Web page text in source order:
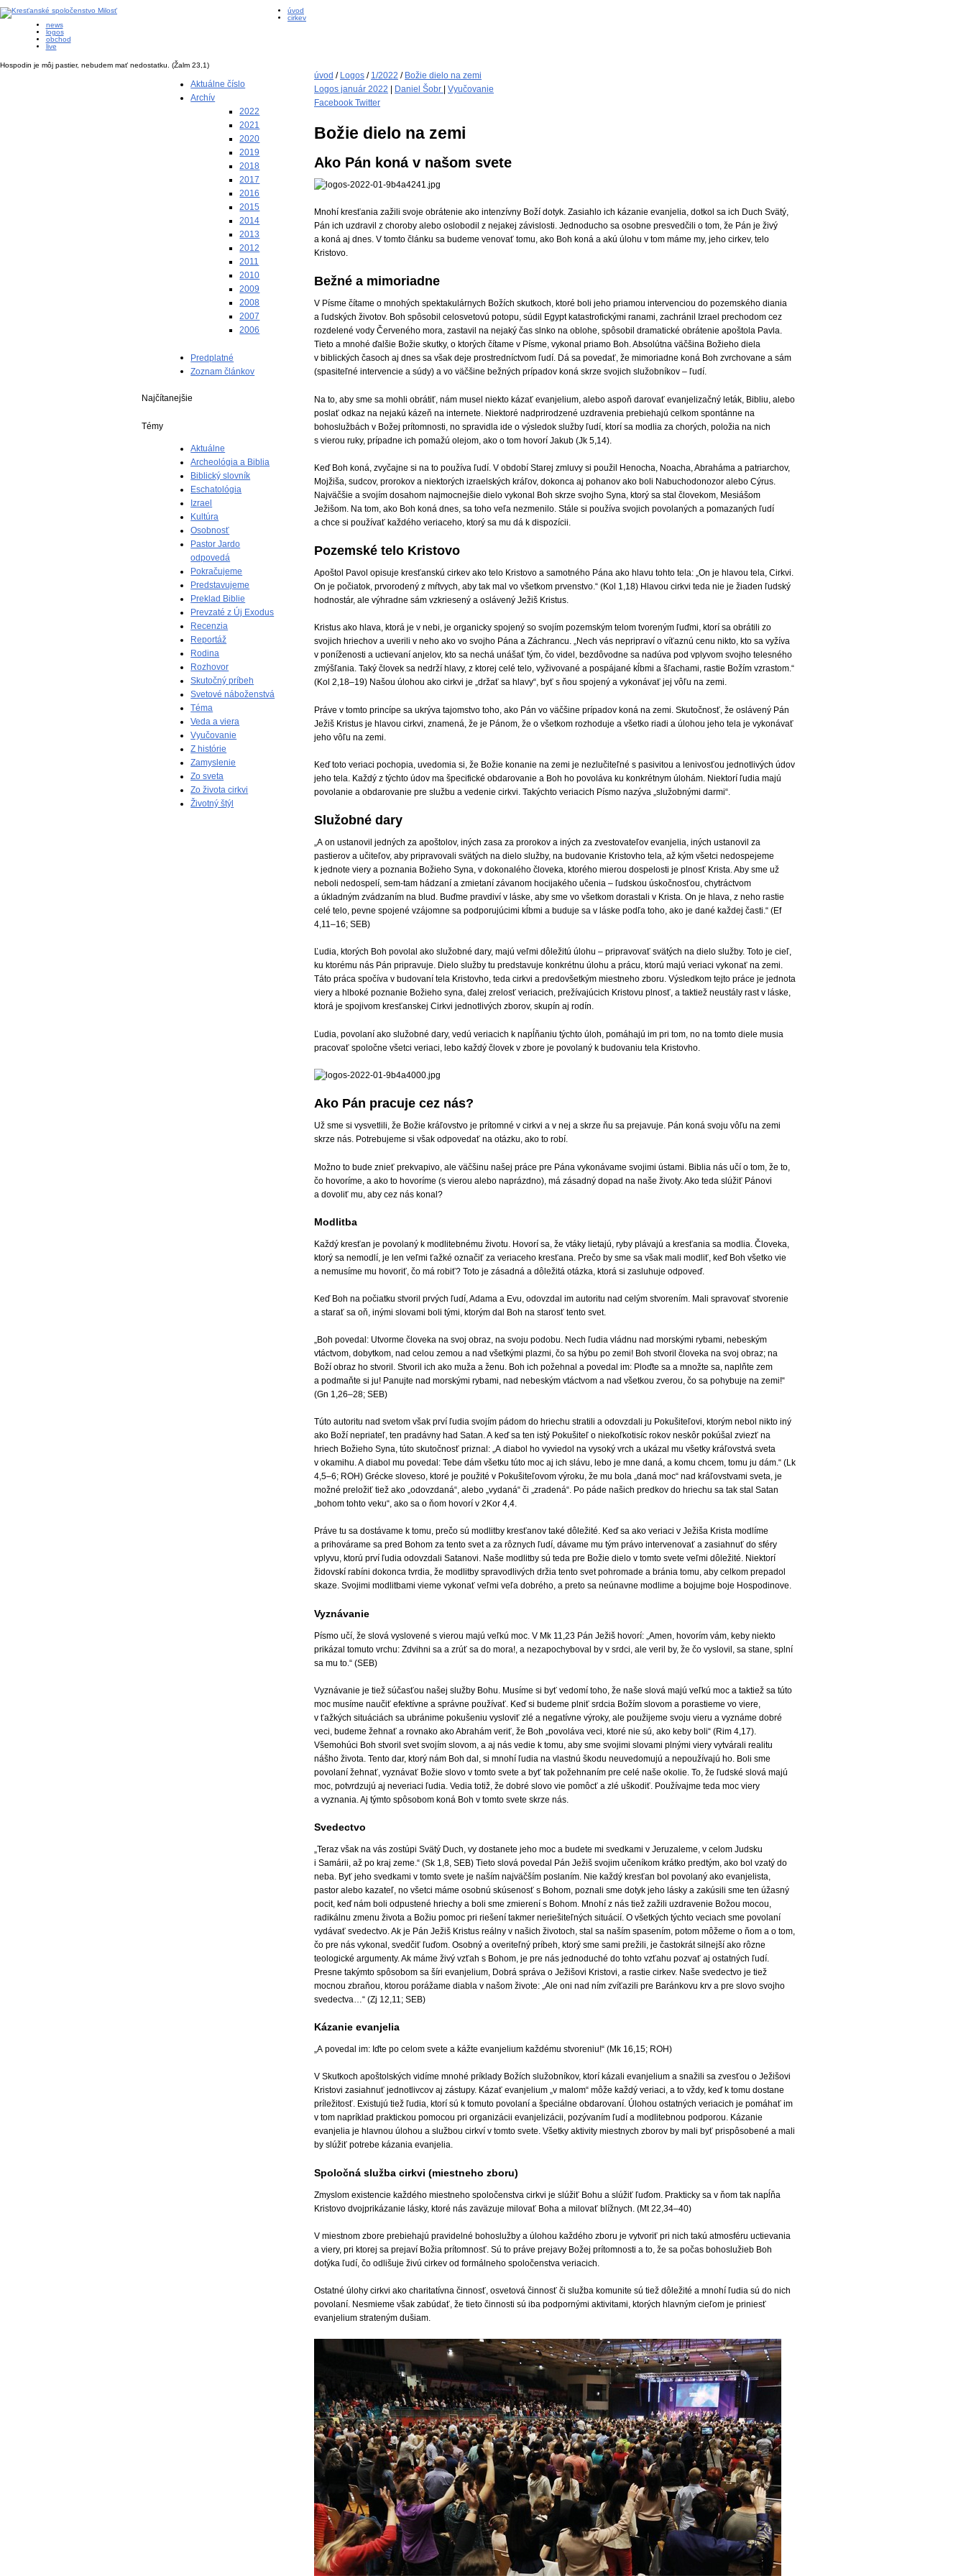
úvod
cirkev
news
logos
obchod
live
Hospodin je môj pastier, nebudem mať nedostatku. (Žalm 23,1)
Aktuálne číslo
Archív
2022
2021
2020
2019
2018
2017
2016
2015
2014
2013
2012
2011
2010
2009
2008
2007
2006
Predplatné
Zoznam článkov
Najčítanejšie
Témy
Aktuálne
Archeológia a Biblia
Biblický slovník
Eschatológia
Izrael
Kultúra
Osobnosť
Pastor Jardo
odpovedá
Pokračujeme
Predstavujeme
Preklad Biblie
Prevzaté z Új Exodus
Recenzia
Reportáž
Rodina
Rozhovor
Skutočný príbeh
Svetové náboženstvá
Téma
Veda a viera
Vyučovanie
Z histórie
Zamyslenie
Zo sveta
Zo života cirkvi
Životný štýl
úvod / Logos / 1/2022 / Božie dielo na zemi
Logos január 2022
Daniel Šobr
Vyučovanie
Facebook Twitter
Božie dielo na zemi
Ako Pán koná v našom svete
Mnohí kresťania zažili svoje obrátenie ako intenzívny Boží dotyk. Zasiahlo ich kázanie evanjelia, dotkol sa ich Duch Svätý,
Pán ich uzdravil z choroby alebo oslobodil z nejakej závislosti. Jednoducho sa osobne presvedčili o tom, že Pán je živý
a koná aj dnes. V tomto článku sa budeme venovať tomu, ako Boh koná a akú úlohu v tom máme my, jeho cirkev, telo
Kristovo.
Bežné a mimoriadne
V Písme čítame o mnohých spektakulárnych Božích skutkoch, ktoré boli jeho priamou intervenciou do pozemského diania
a ľudských životov. Boh spôsobil celosvetovú potopu, súdil Egypt katastrofickými ranami, zachránil Izrael prechodom cez
rozdelené vody Červeného mora, zastavil na nejaký čas slnko na oblohe, spôsobil dramatické obrátenie apoštola Pavla.
Tieto a mnohé ďalšie Božie skutky, o ktorých čítame v Písme, vykonal priamo Boh. Absolútna väčšina Božieho diela
v biblických časoch aj dnes sa však deje prostredníctvom ľudí. Dá sa povedať, že mimoriadne koná Boh zvrchovane a sám
(spasiteľné intervencie a súdy) a vo väčšine bežných prípadov koná skrze svojich služobníkov – ľudí.
Na to, aby sme sa mohli obrátiť, nám musel niekto kázať evanjelium, alebo aspoň darovať evanjelizačný leták, Bibliu, alebo
poslať odkaz na nejakú kázeň na internete. Niektoré nadprirodzené uzdravenia prebiehajú celkom spontánne na
bohoslužbách v Božej prítomnosti, no spravidla ide o výsledok služby ľudí, ktorí sa modlia za chorých, položia na nich
s vierou ruky, prípadne ich pomažú olejom, ako o tom hovorí Jakub (Jk 5,14).
Keď Boh koná, zvyčajne si na to používa ľudí. V období Starej zmluvy si použil Henocha, Noacha, Abraháma a patriarchov,
Mojžiša, sudcov, prorokov a niektorých izraelských kráľov, dokonca aj pohanov ako boli Nabuchodonozor alebo Cýrus.
Najväčšie a svojím dosahom najmocnejšie dielo vykonal Boh skrze svojho Syna, ktorý sa stal človekom, Mesiášom
Ježišom. Na tom, ako Boh koná dnes, sa toho veľa nezmenilo. Stále si používa svojich povolaných a pomazaných ľudí
a chce si používať každého veriaceho, ktorý sa mu dá k dispozícii.
Pozemské telo Kristovo
Apoštol Pavol opisuje kresťanskú cirkev ako telo Kristovo a samotného Pána ako hlavu tohto tela: „On je hlavou tela, Cirkvi.
On je počiatok, prvorodený z mŕtvych, aby tak mal vo všetkom prvenstvo.“ (Kol 1,18) Hlavou cirkvi teda nie je žiaden ľudský
hodnostár, ale výhradne sám vzkriesený a oslávený Ježiš Kristus.
Kristus ako hlava, ktorá je v nebi, je organicky spojený so svojím pozemským telom tvoreným ľuďmi, ktorí sa obrátili zo
svojich hriechov a uverili v neho ako vo svojho Pána a Záchrancu. „Nech vás nepripraví o víťaznú cenu nikto, kto sa vyžíva
v poníženosti a uctievaní anjelov, kto sa nechá unášať tým, čo videl, bezdôvodne sa nadúva pod vplyvom svojho telesného
zmýšľania. Taký človek sa nedrží hlavy, z ktorej celé telo, vyživované a pospájané kĺbmi a šľachami, rastie Božím vzrastom.“
(Kol 2,18–19) Našou úlohou ako cirkvi je „držať sa hlavy“, byť s ňou spojený a vykonávať jej vôľu na zemi.
Práve v tomto princípe sa ukrýva tajomstvo toho, ako Pán vo väčšine prípadov koná na zemi. Skutočnosť, že oslávený Pán
Ježiš Kristus je hlavou cirkvi, znamená, že je Pánom, že o všetkom rozhoduje a všetko riadi a úlohou jeho tela je vykonávať
jeho vôľu na zemi.
Keď toto veriaci pochopia, uvedomia si, že Božie konanie na zemi je nezlučiteľné s pasivitou a lenivosťou jednotlivých údov
jeho tela. Každý z týchto údov ma špecifické obdarovanie a Boh ho povoláva ku konkrétnym úlohám. Niektorí ľudia majú
povolanie a obdarovanie pre službu a vedenie cirkvi. Takýchto veriacich Písmo nazýva „služobnými darmi“.
Služobné dary
„A on ustanovil jedných za apoštolov, iných zasa za prorokov a iných za zvestovateľov evanjelia, iných ustanovil za
pastierov a učiteľov, aby pripravovali svätých na dielo služby, na budovanie Kristovho tela, až kým všetci nedospejeme
k jednote viery a poznania Božieho Syna, v dokonalého človeka, ktorého mierou dospelosti je plnosť Krista. Aby sme už
neboli nedospelí, sem-tam hádzaní a zmietaní závanom hocijakého učenia – ľudskou úskočnosťou, chytráctvom
a úkladným zvádzaním na blud. Buďme pravdiví v láske, aby sme vo všetkom dorastali v Krista. On je hlava, z neho rastie
celé telo, pevne spojené vzájomne sa podporujúcimi kĺbmi a buduje sa v láske podľa toho, ako je dané každej časti.“ (Ef
4,11–16; SEB)
Ľudia, ktorých Boh povolal ako služobné dary, majú veľmi dôležitú úlohu – pripravovať svätých na dielo služby. Toto je cieľ,
ku ktorému nás Pán pripravuje. Dielo služby tu predstavuje konkrétnu úlohu a prácu, ktorú majú veriaci vykonať na zemi.
Táto práca spočíva v budovaní tela Kristovho, teda cirkvi a predovšetkým miestneho zboru. Výsledkom tejto práce je jednota
viery a hlboké poznanie Božieho syna, ďalej zrelosť veriacich, prežívajúcich Kristovu plnosť, a taktiež neustály rast v láske,
ktorá je spojivom kresťanskej Cirkvi jednotlivých zborov, skupín aj rodín.
Ľudia, povolaní ako služobné dary, vedú veriacich k napĺňaniu týchto úloh, pomáhajú im pri tom, no na tomto diele musia
pracovať spoločne všetci veriaci, lebo každý človek v zbore je povolaný k budovaniu tela Kristovho.
Ako Pán pracuje cez nás?
Už sme si vysvetlili, že Božie kráľovstvo je prítomné v cirkvi a v nej a skrze ňu sa prejavuje. Pán koná svoju vôľu na zemi
skrze nás. Potrebujeme si však odpovedať na otázku, ako to robí.
Možno to bude znieť prekvapivo, ale väčšinu našej práce pre Pána vykonávame svojimi ústami. Biblia nás učí o tom, že to,
čo hovoríme, a ako to hovoríme (s vierou alebo naprázdno), má zásadný dopad na naše životy. Ako teda slúžiť Pánovi
a dovoliť mu, aby cez nás konal?
Modlitba
Každý kresťan je povolaný k modlitebnému životu. Hovorí sa, že vtáky lietajú, ryby plávajú a kresťania sa modlia. Človeka,
ktorý sa nemodlí, je len veľmi ťažké označiť za veriaceho kresťana. Prečo by sme sa však mali modliť, keď Boh všetko vie
a nemusíme mu hovoriť, čo má robiť? Toto je zásadná a dôležitá otázka, ktorá si zasluhuje odpoveď.
Keď Boh na počiatku stvoril prvých ľudí, Adama a Evu, odovzdal im autoritu nad celým stvorením. Mali spravovať stvorenie
a starať sa oň, inými slovami boli tými, ktorým dal Boh na starosť tento svet.
„Boh povedal: Utvorme človeka na svoj obraz, na svoju podobu. Nech ľudia vládnu nad morskými rybami, nebeským
vtáctvom, dobytkom, nad celou zemou a nad všetkými plazmi, čo sa hýbu po zemi! Boh stvoril človeka na svoj obraz; na
Boží obraz ho stvoril. Stvoril ich ako muža a ženu. Boh ich požehnal a povedal im: Ploďte sa a množte sa, naplňte zem
a podmaňte si ju! Panujte nad morskými rybami, nad nebeským vtáctvom a nad všetkou zverou, čo sa pohybuje na zemi!“
(Gn 1,26–28; SEB)
Túto autoritu nad svetom však prví ľudia svojím pádom do hriechu stratili a odovzdali ju Pokušiteľovi, ktorým nebol nikto iný
ako Boží nepriateľ, ten pradávny had Satan. A keď sa ten istý Pokušiteľ o niekoľkotisíc rokov neskôr pokúšal zviezť na
hriech Božieho Syna, túto skutočnosť priznal: „A diabol ho vyviedol na vysoký vrch a ukázal mu všetky kráľovstvá sveta
v okamihu. A diabol mu povedal: Tebe dám všetku túto moc aj ich slávu, lebo je mne daná, a komu chcem, tomu ju dám.“ (Lk
4,5–6; ROH) Grécke sloveso, ktoré je použité v Pokušiteľovom výroku, že mu bola „daná moc“ nad kráľovstvami sveta, je
možné preložiť tiež ako „odovzdaná“, alebo „vydaná“ či „zradená“. Po páde našich predkov do hriechu sa tak stal Satan
„bohom tohto veku“, ako sa o ňom hovorí v 2Kor 4,4.
Práve tu sa dostávame k tomu, prečo sú modlitby kresťanov také dôležité. Keď sa ako veriaci v Ježiša Krista modlíme
a prihovárame sa pred Bohom za tento svet a za rôznych ľudí, dávame mu tým právo intervenovať a zasiahnuť do sféry
vplyvu, ktorú prví ľudia odovzdali Satanovi. Naše modlitby sú teda pre Božie dielo v tomto svete veľmi dôležité. Niektorí
židovskí rabíni dokonca tvrdia, že modlitby spravodlivých držia tento svet pohromade a bránia tomu, aby celkom prepadol
skaze. Svojimi modlitbami vieme vykonať veľmi veľa dobrého, a preto sa neúnavne modlime a bojujme boje Hospodinove.
Vyznávanie
Písmo učí, že slová vyslovené s vierou majú veľkú moc. V Mk 11,23 Pán Ježiš hovorí: „Amen, hovorím vám, keby niekto
prikázal tomuto vrchu: Zdvihni sa a zrúť sa do mora!, a nezapochyboval by v srdci, ale veril by, že čo vyslovil, sa stane, splní
sa mu to.“ (SEB)
Vyznávanie je tiež súčasťou našej služby Bohu. Musíme si byť vedomí toho, že naše slová majú veľkú moc a taktiež sa túto
moc musíme naučiť efektívne a správne používať. Keď si budeme plniť srdcia Božím slovom a porastieme vo viere,
v ťažkých situáciách sa ubránime pokušeniu vysloviť zlé a negatívne výroky, ale použijeme svoju vieru a vyznáme dobré
veci, budeme žehnať a rovnako ako Abrahám veriť, že Boh „povoláva veci, ktoré nie sú, ako keby boli“ (Rim 4,17).
Všemohúci Boh stvoril svet svojím slovom, a aj nás vedie k tomu, aby sme svojimi slovami plnými viery vytvárali realitu
nášho života. Tento dar, ktorý nám Boh dal, si mnohí ľudia na vlastnú škodu neuvedomujú a nepoužívajú ho. Boli sme
povolaní žehnať, vyznávať Božie slovo v tomto svete a byť tak požehnaním pre celé naše okolie. To, že ľudské slová majú
moc, potvrdzujú aj neveriaci ľudia. Vedia totiž, že dobré slovo vie pomôcť a zlé uškodiť. Používajme teda moc viery
a vyznania. Aj týmto spôsobom koná Boh v tomto svete skrze nás.
Svedectvo
„Teraz však na vás zostúpi Svätý Duch, vy dostanete jeho moc a budete mi svedkami v Jeruzaleme, v celom Judsku
i Samárii, až po kraj zeme.“ (Sk 1,8, SEB) Tieto slová povedal Pán Ježiš svojim učeníkom krátko predtým, ako bol vzatý do
neba. Byť jeho svedkami v tomto svete je naším najväčším poslaním. Nie každý kresťan bol povolaný ako evanjelista,
pastor alebo kazateľ, no všetci máme osobnú skúsenosť s Bohom, poznali sme dotyk jeho lásky a zakúsili sme ten úžasný
pocit, keď nám boli odpustené hriechy a boli sme zmierení s Bohom. Mnohí z nás tiež zažili uzdravenie Božou mocou,
radikálnu zmenu života a Božiu pomoc pri riešení takmer neriešiteľných situácií. O všetkých týchto veciach sme povolaní
vydávať svedectvo. Ak je Pán Ježiš Kristus reálny v našich životoch, stal sa naším spasením, potom môžeme o ňom a o tom,
čo pre nás vykonal, svedčiť ľuďom. Osobný a overiteľný príbeh, ktorý sme sami prežili, je častokrát silnejší ako rôzne
teologické argumenty. Ak máme živý vzťah s Bohom, je pre nás jednoduché do tohto vzťahu pozvať aj ostatných ľudí.
Presne takýmto spôsobom sa šíri evanjelium, Dobrá správa o Ježišovi Kristovi, a rastie cirkev. Naše svedectvo je tiež
mocnou zbraňou, ktorou porážame diabla v našom živote: „Ale oni nad ním zvíťazili pre Baránkovu krv a pre slovo svojho
svedectva…“ (Zj 12,11; SEB)
Kázanie evanjelia
„A povedal im: Iďte po celom svete a kážte evanjelium každému stvoreniu!“ (Mk 16,15; ROH)
V Skutkoch apoštolských vidíme mnohé príklady Božích služobníkov, ktorí kázali evanjelium a snažili sa zvesťou o Ježišovi
Kristovi zasiahnuť jednotlivcov aj zástupy. Kázať evanjelium „v malom“ môže každý veriaci, a to vždy, keď k tomu dostane
príležitosť. Existujú tiež ľudia, ktorí sú k tomuto povolaní a špeciálne obdarovaní. Úlohou ostatných veriacich je pomáhať im
v tom napríklad praktickou pomocou pri organizácii evanjelizácii, pozývaním ľudí a modlitebnou podporou. Kázanie
evanjelia je hlavnou úlohou a službou cirkví v tomto svete. Všetky aktivity miestnych zborov by mali byť prispôsobené a mali
by slúžiť potrebe kázania evanjelia.
Spoločná služba cirkvi (miestneho zboru)
Zmyslom existencie každého miestneho spoločenstva cirkvi je slúžiť Bohu a slúžiť ľuďom. Prakticky sa v ňom tak napĺňa
Kristovo dvojprikázanie lásky, ktoré nás zaväzuje milovať Boha a milovať blížnych. (Mt 22,34–40)
V miestnom zbore prebiehajú pravidelné bohoslužby a úlohou každého zboru je vytvoriť pri nich takú atmosféru uctievania
a viery, pri ktorej sa prejaví Božia prítomnosť. Sú to práve prejavy Božej prítomnosti a to, že sa počas bohoslužieb Boh
dotýka ľudí, čo odlišuje živú cirkev od formálneho spoločenstva veriacich.
Ostatné úlohy cirkvi ako charitatívna činnosť, osvetová činnosť či služba komunite sú tiež dôležité a mnohí ľudia sú do nich
povolaní. Nesmieme však zabúdať, že tieto činnosti sú iba podpornými aktivitami, ktorých hlavným cieľom je priniesť
evanjelium strateným dušiam.